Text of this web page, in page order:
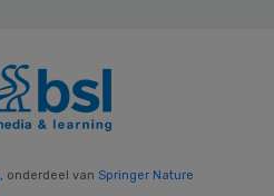
, onderdeel van Springer Nature